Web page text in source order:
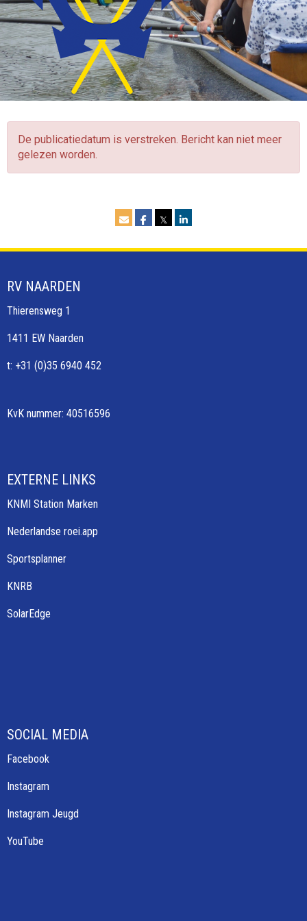
De publicatiedatum is verstreken. Bericht kan niet meer
gelezen worden.
𝕏
RV NAARDEN
Thierensweg 1
1411 EW Naarden
t: +31 (0)35 6940 452
KvK nummer: 40516596
EXTERNE LINKS
KNMI Station Marken
Nederlandse roei.app
Sportsplanner
KNRB
SolarEdge
SOCIAL MEDIA
Facebook
Instagram
Instagram Jeugd
YouTube